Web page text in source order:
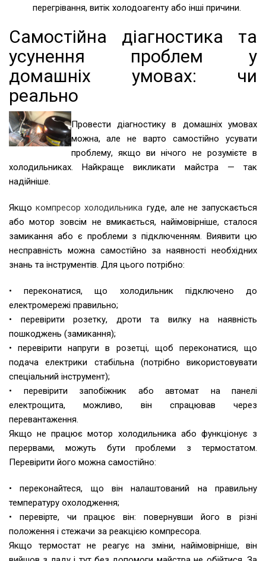
перегрівання, витік холодоагенту або інші причини.
Самостійна діагностика та
усунення проблем у
домашніх умовах: чи
реально
Провести діагностику в домашніх умовах
можна, але не варто самостійно усувати
проблему, якщо ви нічого не розумієте в
холодильниках. Найкраще викликати майстра — так
надійніше.
Якщокомпресор холодильника гуде, але не запускається
або мотор зовсім не вмикається, найімовірніше, сталося
замикання або є проблеми з підключенням. Виявити цю
несправність можна самостійно за наявності необхідних
знань та інструментів. Для цього потрібно:
• переконатися, що холодильник підключено до
електромережі правильно;
• перевірити розетку, дроти та вилку на наявність
пошкоджень (замикання);
• перевірити напруги в розетці, щоб переконатися, що
подача електрики стабільна (потрібно використовувати
спеціальний інструмент);
• перевірити запобіжник або автомат на панелі
електрощита, можливо, він спрацював через
перевантаження.
Якщо не працює мотор холодильника або функціонує з
перервами, можуть бути проблеми з термостатом.
Перевірити його можна самостійно:
• переконайтеся, що він налаштований на правильну
температуру охолодження;
• перевірте, чи працює він: повернувши його в різні
положення і стежачи за реакцією компресора.
Якщо термостат не реагує на зміни, найімовірніше, він